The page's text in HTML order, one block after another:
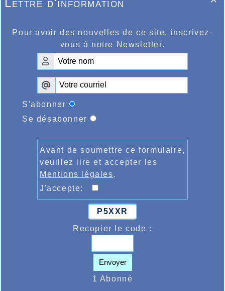
Lettre d'information
Pour avoir des nouvelles de ce site, inscrivez-
vous à notre Newsletter.
S'abonner
Se désabonner
Avant de soumettre ce formulaire,
veuillez lire et accepter les
Mentions légales.
J'accepte:
P5XXR
Recopier le code :
Envoyer
1 Abonné